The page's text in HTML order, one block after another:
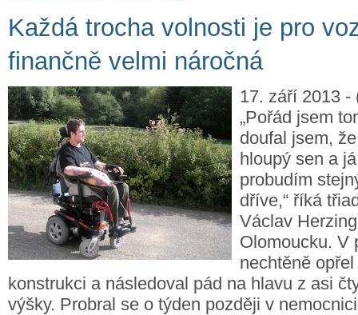
Každá trocha volnosti je pro
finančně velmi náročná
17. září 2013 -
„Pořád jsem
doufal jsem,
hloupý sen a
probudím
dříve,“ říká
Václav
Olomoucku. V
nechtěně
konstrukci a následoval pád na hlavu z asi
výšky. Probral se o týden později v